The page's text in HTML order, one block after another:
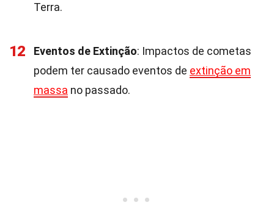
Terra.
12 Eventos de Extinção: Impactos de cometas
podem ter causado eventos de extinção em
massa no passado.